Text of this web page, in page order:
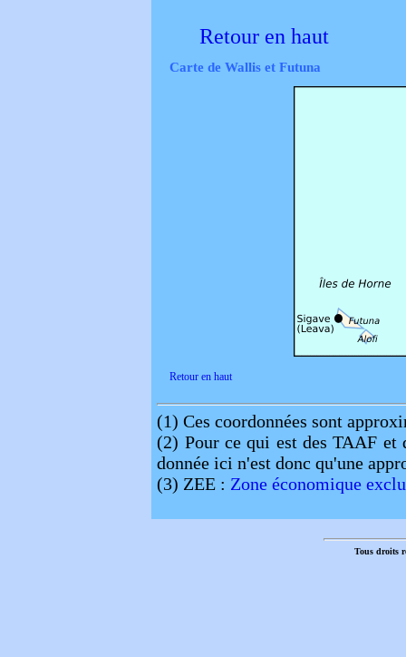
Retour en haut
Carte de Wallis et Futuna
Retour en haut
(1) Ces coordonnées sont
(2) Pour ce qui est des TAAF et
donnée ici n'est donc qu'une
(3) ZEE : Zone économique
Tous droits